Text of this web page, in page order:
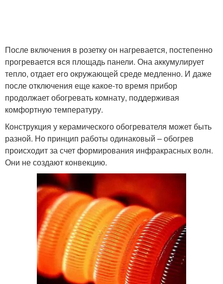
После включения в розетку он нагревается, постепенно
прогревается вся площадь панели. Она аккумулирует
тепло, отдает его окружающей среде медленно. И даже
после отключения еще какое-то время прибор
продолжает обогревать комнату, поддерживая
комфортную температуру.
Конструкция у керамического обогревателя может быть
разной. Но принцип работы одинаковый – обогрев
происходит за счет формирования инфракрасных волн.
Они не создают конвекцию.